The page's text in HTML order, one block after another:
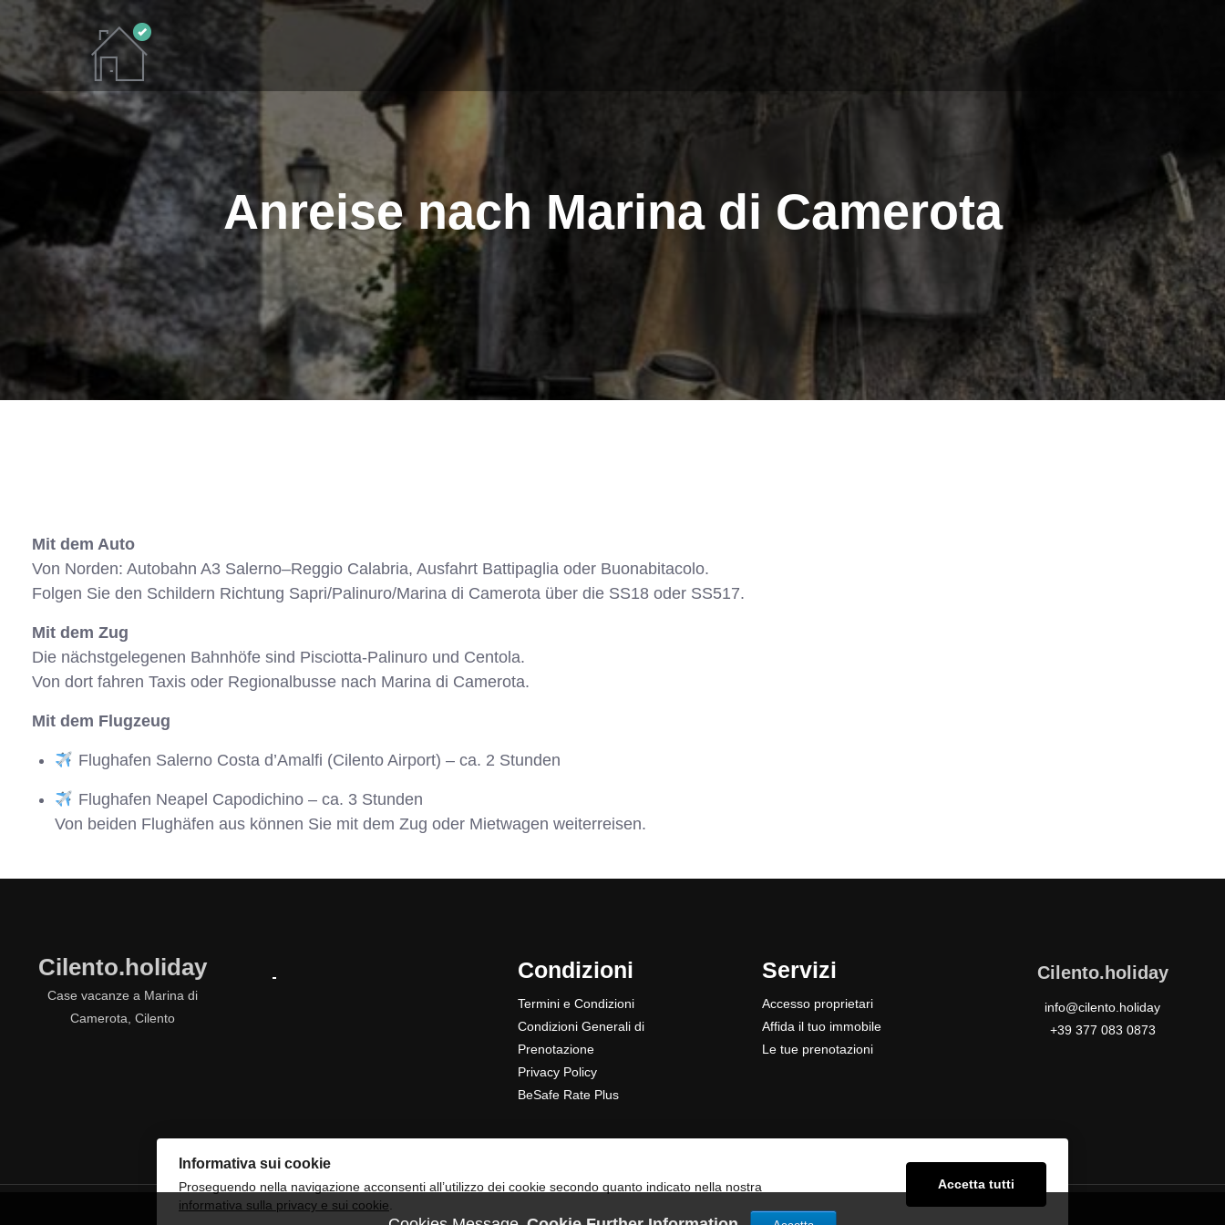
Anreise nach Marina di Camerota
Mit dem Auto
Von Norden: Autobahn A3 Salerno–Reggio Calabria, Ausfahrt Battipaglia oder Buonabitacolo.
Folgen Sie den Schildern Richtung Sapri/Palinuro/Marina di Camerota über die SS18 oder SS517.
Mit dem Zug
Die nächstgelegenen Bahnhöfe sind Pisciotta-Palinuro und Centola.
Von dort fahren Taxis oder Regionalbusse nach Marina di Camerota.
Mit dem Flugzeug
Flughafen Salerno Costa d’Amalfi (Cilento Airport) – ca. 2 Stunden
Flughafen Neapel Capodichino – ca. 3 Stunden
Von beiden Flughäfen aus können Sie mit dem Zug oder Mietwagen weiterreisen.
Cilento.holiday
Case vacanze a Marina di
Camerota, Cilento
Condizioni
Termini e Condizioni
Condizioni Generali di
Prenotazione
Privacy Policy
BeSafe Rate Plus
Servizi
Accesso proprietari
Affida il tuo immobile
Le tue prenotazioni
Cilento.holiday
info@cilento.holiday
+39 377 083 0873
Informativa sui cookie
Proseguendo nella navigazione acconsenti all’utilizzo dei cookie secondo quanto indicato nella nostra
informativa sulla privacy e sui cookie.
Accetta tutti